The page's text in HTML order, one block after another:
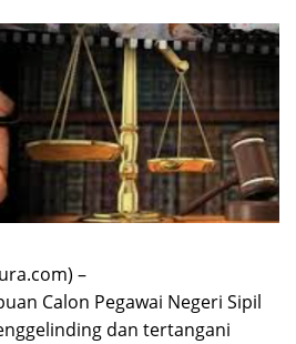
–
Calon Pegawai Negeri Sipil
dan tertangani